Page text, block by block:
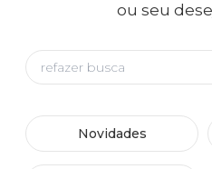
ou seu
Novidades